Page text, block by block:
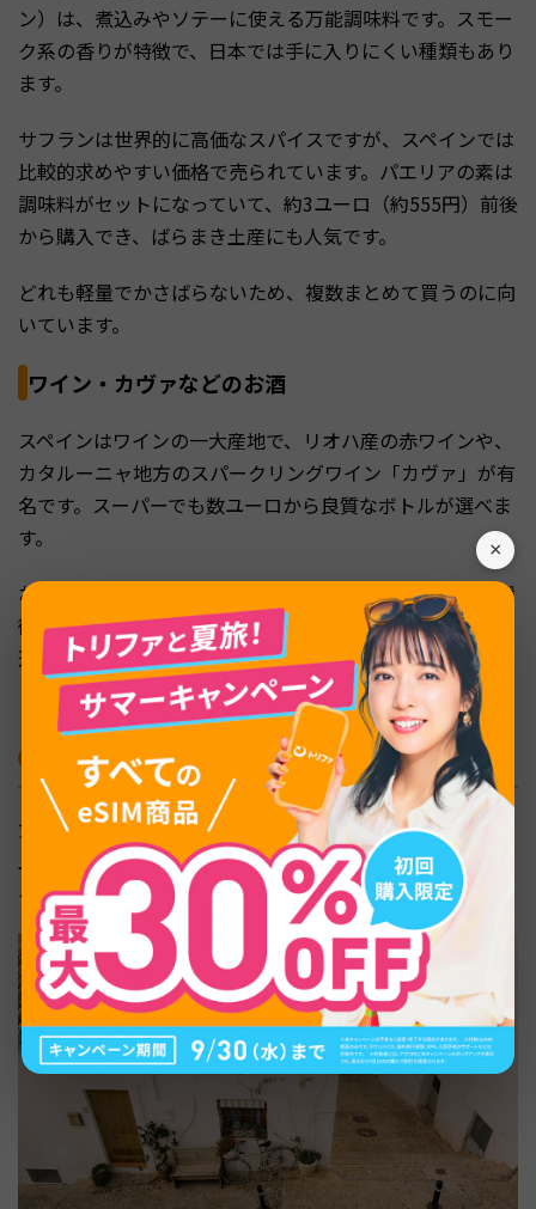
×
ン）は、煮込みやソテーに使える万能調味料です。スモー
ク系の香りが特徴で、日本では手に入りにくい種類もあり
ます。
サフランは世界的に高価なスパイスですが、スペインでは
比較的求めやすい価格で売られています。パエリアの素は
調味料がセットになっていて、約3ユーロ（約555円）前後
から購入でき、ばらまき土産にも人気です。
どれも軽量でかさばらないため、複数まとめて買うのに向
いています。
ワイン・カヴァなどのお酒
スペインはワインの一大産地で、リオハ産の赤ワインや、
カタルーニャ地方のスパークリングワイン「カヴァ」が有
名です。スーパーでも数ユーロから良質なボトルが選べま
す。
お酒は重く割れやすいため、機内預け荷物に入れる際は緩
衝材でしっかり包むと安心です。また、日本へ酒類を持ち
込む際は免税範囲の上限があるため、購入量には注意しま
しょう。
雑貨・コスメのお土産
食品以外にも、スペインには職人技が光る雑貨や、日本未
上陸のコスメなど、自分用にも欲しくなる魅力的な品がそ
ろっています。